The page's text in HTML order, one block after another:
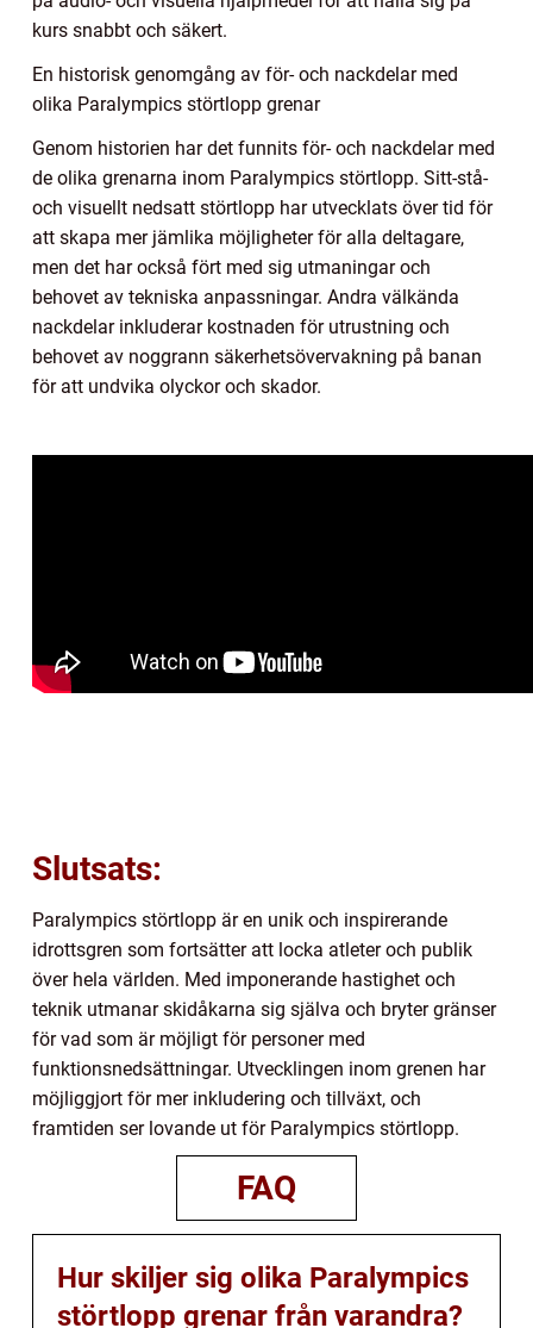
kurs snabbt och säkert.
En historisk genomgång av för- och nackdelar med
olika Paralympics störtlopp grenar
Genom historien har det funnits för- och nackdelar med
de olika grenarna inom Paralympics störtlopp. Sitt-stå-
och visuellt nedsatt störtlopp har utvecklats över tid för
att skapa mer jämlika möjligheter för alla deltagare,
men det har också fört med sig utmaningar och
behovet av tekniska anpassningar. Andra välkända
nackdelar inkluderar kostnaden för utrustning och
behovet av noggrann säkerhetsövervakning på banan
för att undvika olyckor och skador.
Slutsats:
Paralympics störtlopp är en unik och inspirerande
idrottsgren som fortsätter att locka atleter och publik
över hela världen. Med imponerande hastighet och
teknik utmanar skidåkarna sig själva och bryter gränser
för vad som är möjligt för personer med
funktionsnedsättningar. Utvecklingen inom grenen har
möjliggjort för mer inkludering och tillväxt, och
framtiden ser lovande ut för Paralympics störtlopp.
FAQ
Hur skiljer sig olika Paralympics
störtlopp grenar från varandra?